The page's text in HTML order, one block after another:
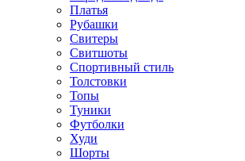
Платья
Рубашки
Свитеры
Свитшоты
Спортивный стиль
Толстовки
Топы
Туники
Футболки
Худи
Шорты